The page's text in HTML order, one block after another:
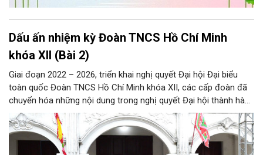
Dấu ấn nhiệm kỳ Đoàn TNCS Hồ Chí Minh
khóa XII (Bài 2)
Giai đoạn 2022 – 2026, triển khai nghị quyết Đại hội Đại biểu
toàn quốc Đoàn TNCS Hồ Chí Minh khóa XII, các cấp đoàn đã
chuyển hóa những nội dung trong nghị quyết Đại hội thành hành
động cụ thể và đạt được nhiều kết quả nổi bật.